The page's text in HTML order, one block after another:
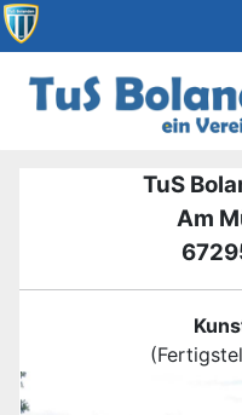
TuS
Am